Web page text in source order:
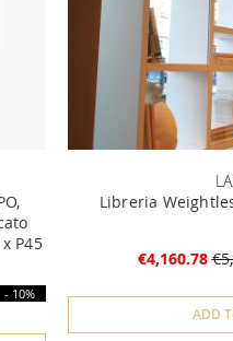
P45
- 10%
Libreria
€4,160.78
ADD